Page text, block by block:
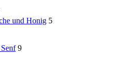
und Honig 5
9